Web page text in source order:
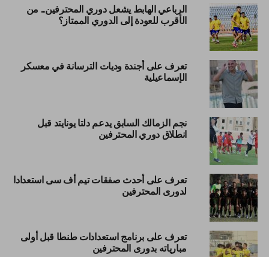
الرباعي الهابط يشعل دوري المحترفين.. من
الأقرب للعودة إلى الدوري الممتاز؟
تعرف على أجندة وديات الترسانة في معسكر
الإسماعيلية
نجم الزمالك السابق يدعم دلتا يونايتد قبل
انطلاق دوري المحترفين
تعرف على أحدث صفقات تيم أف سى استعدادا
لدورى المحترفين
تعرف على برنامج استعدادات طنطا قبل أولى
مبارياته بدورى المحترفين